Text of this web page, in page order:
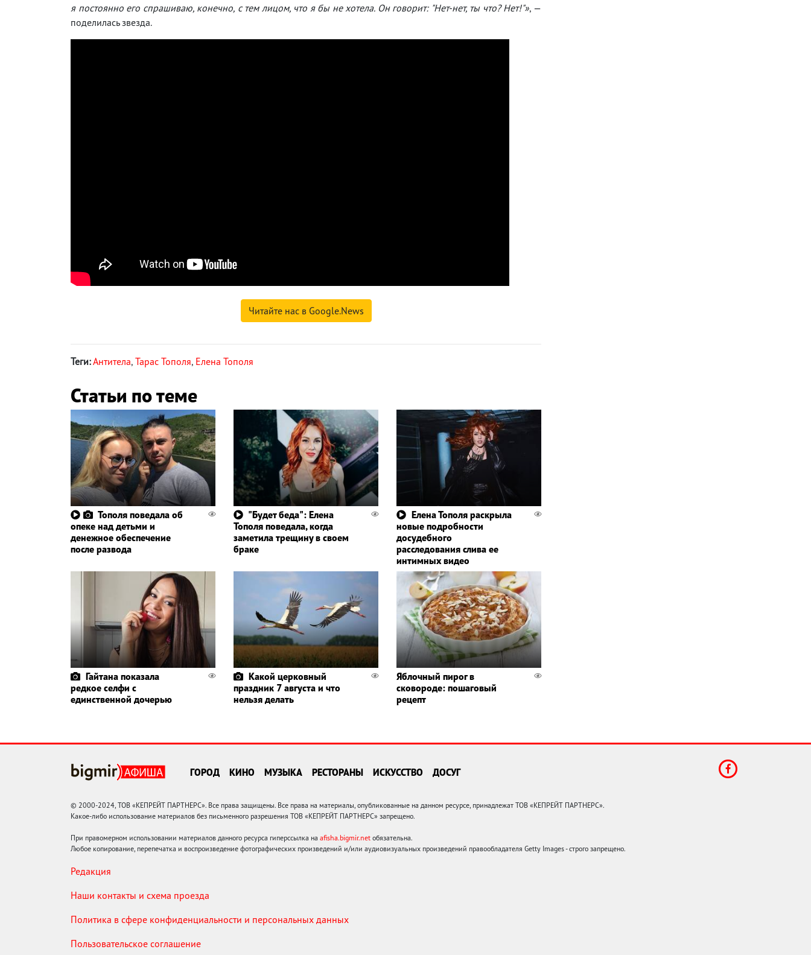
я постоянно его спрашиваю, конечно, с тем лицом, что я бы не хотела. Он говорит: "Нет-нет, ты что? Нет!"», —
поделилась звезда.
Читайте нас в Google.News
Теги:Антитела, Тарас Тополя, Елена Тополя
Статьи по теме
Тополя поведала об
опеке над детьми и
денежное обеспечение
после развода
"Будет беда": Елена
Тополя поведала, когда
заметила трещину в своем
браке
Елена Тополя раскрыла
новые подробности
досудебного
расследования слива ее
интимных видео
Гайтана показала
редкое селфи с
единственной дочерью
Какой церковный
праздник 7 августа и что
нельзя делать
Яблочный пирог в
сковороде: пошаговый
рецепт
ГОРОД КИНО МУЗЫКА РЕСТОРАНЫ ИСКУССТВО ДОСУГ
© 2000-2024, ТОВ «КЕПРЕЙТ ПАРТНЕРС». Все права защищены. Все права на материалы, опубликованные на данном ресурсе, принадлежат ТОВ «КЕПРЕЙТ ПАРТНЕРС».
Какое-либо использование материалов без письменного разрешения ТОВ «КЕПРЕЙТ ПАРТНЕРС» запрещено.
При правомерном использовании материалов данного ресурса гиперссылка на afisha.bigmir.net обязательна.
Любое копирование, перепечатка и воспроизведение фотографических произведений и/или аудиовизуальных произведений правообладателя Getty Images - строго запрещено.
Редакция
Наши контакты и схема проезда
Политика в сфере конфиденциальности и персональных данных
Пользовательское соглашение